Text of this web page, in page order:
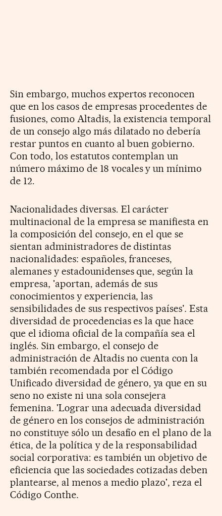
Sin embargo, muchos expertos reconocen
que en los casos de empresas procedentes de
fusiones, como Altadis, la existencia temporal
de un consejo algo más dilatado no debería
restar puntos en cuanto al buen gobierno.
Con todo, los estatutos contemplan un
número máximo de 18 vocales y un mínimo
de 12.
Nacionalidades diversas. El carácter
multinacional de la empresa se manifiesta en
la composición del consejo, en el que se
sientan administradores de distintas
nacionalidades: españoles, franceses,
alemanes y estadounidenses que, según la
empresa, 'aportan, además de sus
conocimientos y experiencia, las
sensibilidades de sus respectivos países'. Esta
diversidad de procedencias es la que hace
que el idioma oficial de la compañía sea el
inglés. Sin embargo, el consejo de
administración de Altadis no cuenta con la
también recomendada por el Código
Unificado diversidad de género, ya que en su
seno no existe ni una sola consejera
femenina. 'Lograr una adecuada diversidad
de género en los consejos de administración
no constituye sólo un desafío en el plano de la
ética, de la política y de la responsabilidad
social corporativa: es también un objetivo de
eficiencia que las sociedades cotizadas deben
plantearse, al menos a medio plazo', reza el
Código Conthe.